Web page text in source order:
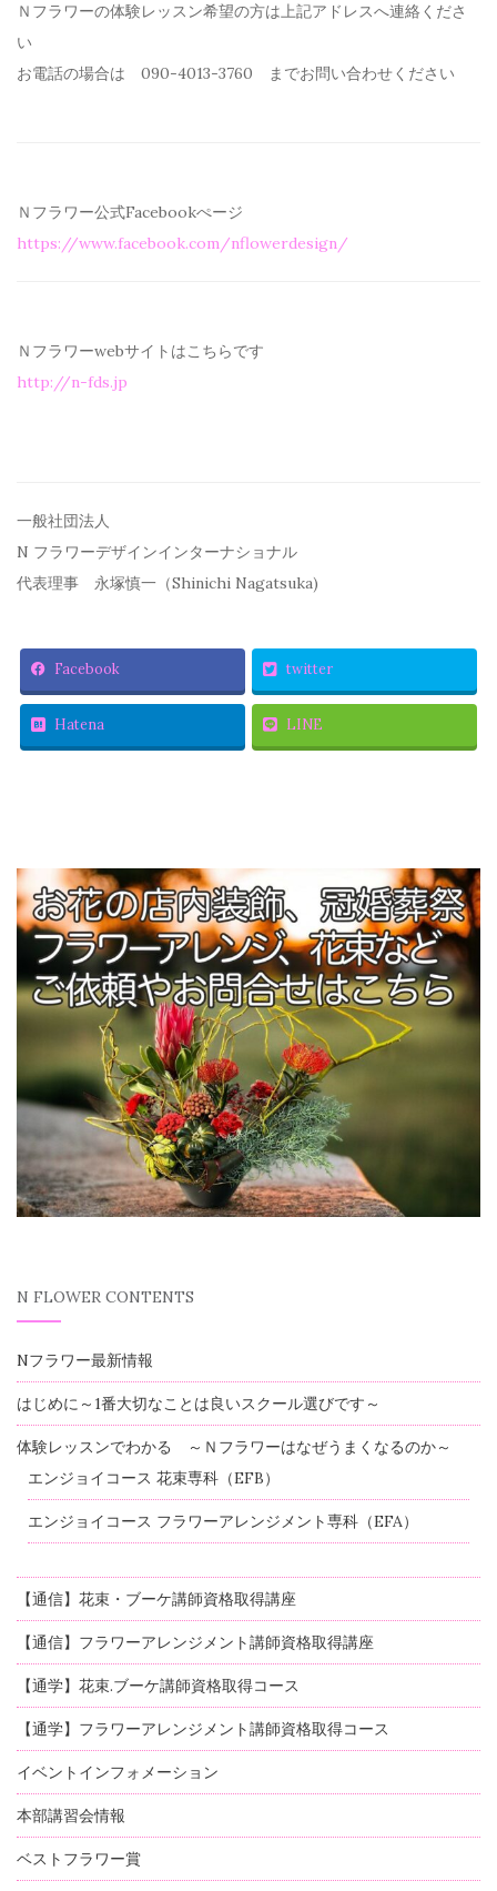
Ｎフラワーの体験レッスン希望の方は上記アドレスへ連絡くださ
い
お電話の場合は 090-4013-3760 までお問い合わせください
Ｎフラワー公式Facebookぺージ
https://www.facebook.com/nflowerdesign/
Ｎフラワーwebサイトはこちらです
http://n-fds.jp
一般社団法人
N フラワーデザインインターナショナル
代表理事 永塚慎一（Shinichi Nagatsuka)
Facebook twitter
Hatena LINE
N FLOWER CONTENTS
Nフラワー最新情報
はじめに～1番大切なことは良いスクール選びです～
体験レッスンでわかる ～Ｎフラワーはなぜうまくなるのか～
エンジョイコース 花束専科（EFB）
エンジョイコース フラワーアレンジメント専科（EFA）
【通信】花束・ブーケ講師資格取得講座
【通信】フラワーアレンジメント講師資格取得講座
【通学】花束.ブーケ講師資格取得コース
【通学】フラワーアレンジメント講師資格取得コース
イベントインフォメーション
本部講習会情報
ベストフラワー賞